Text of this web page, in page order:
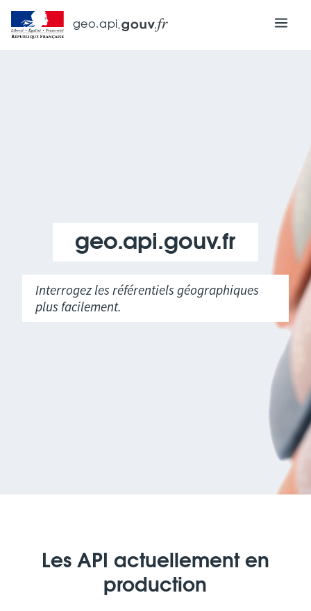
geo.api
geo.api.gouv.fr
Interrogez les référentiels géographiques
plus facilement.
Les API actuellement en
production